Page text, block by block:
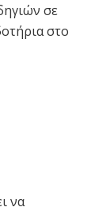
σε
στο
να